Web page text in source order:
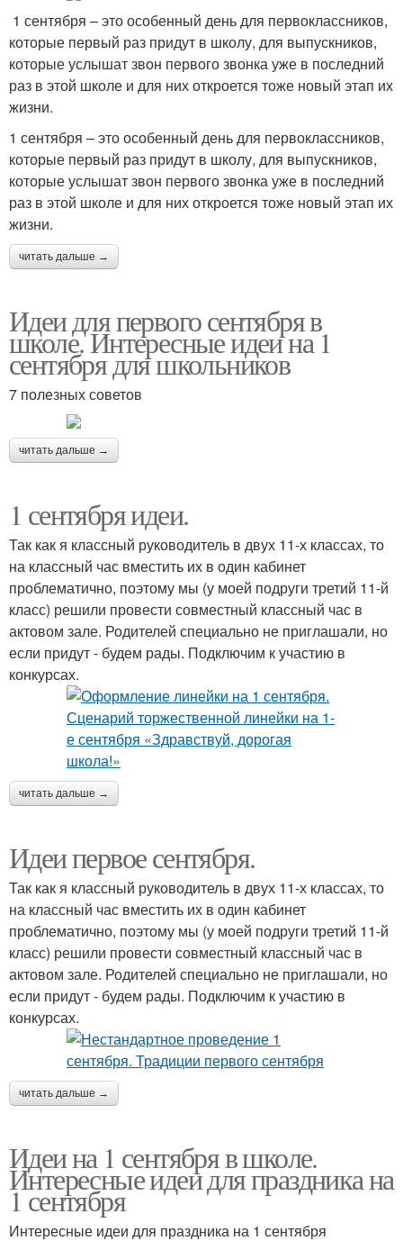
1 сентября – это особенный день для первоклассников,
которые первый раз придут в школу, для выпускников,
которые услышат звон первого звонка уже в последний
раз в этой школе и для них откроется тоже новый этап их
жизни.
1 сентября – это особенный день для первоклассников,
которые первый раз придут в школу, для выпускников,
которые услышат звон первого звонка уже в последний
раз в этой школе и для них откроется тоже новый этап их
жизни.
читать дальше →
Идеи для первого сентября в
школе. Интересные идеи на 1
сентября для школьников
7 полезных советов
читать дальше →
1 сентября идеи.
Так как я классный руководитель в двух 11-х классах, то
на классный час вместить их в один кабинет
проблематично, поэтому мы (у моей подруги третий 11-й
класс) решили провести совместный классный час в
актовом зале. Родителей специально не приглашали, но
если придут - будем рады. Подключим к участию в
конкурсах.
читать дальше →
Идеи первое сентября.
Так как я классный руководитель в двух 11-х классах, то
на классный час вместить их в один кабинет
проблематично, поэтому мы (у моей подруги третий 11-й
класс) решили провести совместный классный час в
актовом зале. Родителей специально не приглашали, но
если придут - будем рады. Подключим к участию в
конкурсах.
читать дальше →
Идеи на 1 сентября в школе.
Интересные идеи для праздника на
1 сентября
Интересные идеи для праздника на 1 сентября